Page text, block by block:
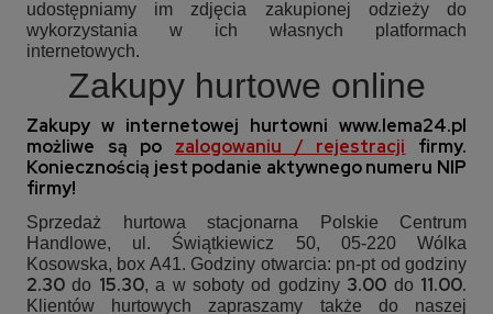
udostępniamy im zdjęcia zakupionej odzieży do
wykorzystania w ich własnych platformach
internetowych.
Zakupy hurtowe online
Zakupy w internetowej hurtowni www.lema24.pl
możliwe są po zalogowaniu / rejestracji firmy.
Koniecznością jest podanie aktywnego numeru NIP
firmy!
Sprzedaż hurtowa stacjonarna Polskie Centrum
Handlowe, ul. Świątkiewicz 50, 05-220 Wólka
Kosowska, box A41. Godziny otwarcia: pn-pt od godziny
2.30 do 15.30, a w soboty od godziny 3.00 do 11.00.
Klientów hurtowych zapraszamy także do naszej